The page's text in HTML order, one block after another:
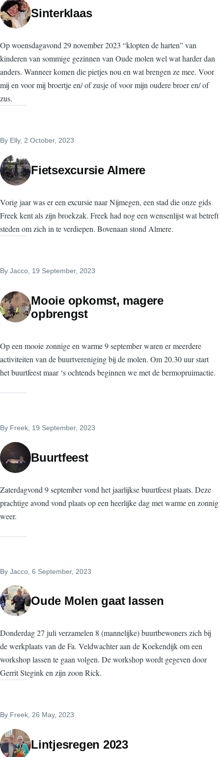
Sinterklaas
Op woensdagavond 29 november 2023 “klopten de harten” van
kinderen van sommige gezinnen van Oude molen wel wat harder dan
anders. Wanneer komen die pietjes nou en wat brengen ze mee. Voor
mij en voor mij broertje en/ of zusje of voor mijn oudere broer en/ of
zus.
By Elly, 2 October, 2023
Fietsexcursie Almere
Vorig jaar was er een excursie naar Nijmegen, een stad die onze gids
Freek kent als zijn broekzak. Freek had nog een wensenlijst wat betreft
steden om zich in te verdiepen. Bovenaan stond Almere.
By Jacco , 19 September, 2023
Mooie opkomst, magere
opbrengst
Op een mooie zonnige en warme 9 september waren er meerdere
activiteiten van de buurtvereniging bij de molen. Om 20.30 uur start
het buurtfeest maar ‘s ochtends beginnen we met de bermopruimactie.
By Freek , 19 September, 2023
Buurtfeest
Zaterdagvond 9 september vond het jaarlijkse buurtfeest plaats. Deze
prachtige avond vond plaats op een heerlijke dag met warme en zonnig
weer.
By Jacco , 6 September, 2023
Oude Molen gaat lassen
Donderdag 27 juli verzamelen 8 (mannelijke) buurtbewoners zich bij
de werkplaats van de Fa. Veldwachter aan de Koekendijk om een
workshop lassen te gaan volgen. De workshop wordt gegeven door
Gerrit Stegink en zijn zoon Rick.
By Freek, 26 May, 2023
Lintjesregen 2023